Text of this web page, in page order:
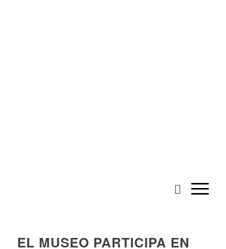
EL MUSEO PARTICIPA EN